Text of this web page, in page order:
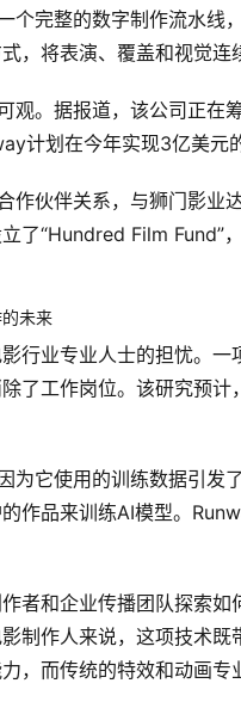
个完整的数字制作流水线
，将表演、覆盖和视觉连
观。据报道，该公司正
计划在今年实现3亿美元
作伙伴关系，与狮门影业
了“Hundred Film Fund”
未来
行业专业人士的担忧。
了工作岗位。该研究预
为它使用的训练数据引发
作品来训练AI模型。
者和企业传播团队探索
制作人来说，这项技术
，而传统的特效和动画专